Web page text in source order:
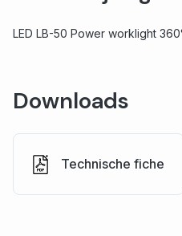
LED LB-50 Power worklight
Downloads
Technische fiche